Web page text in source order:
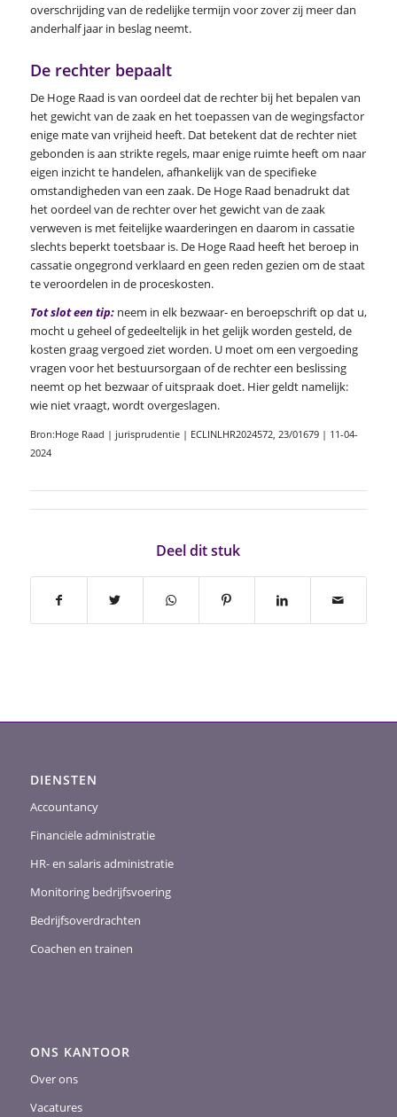
overschrijding van de redelijke termijn voor zover zij meer dan
anderhalf jaar in beslag neemt.
De rechter bepaalt
De Hoge Raad is van oordeel dat de rechter bij het bepalen van
het gewicht van de zaak en het toepassen van de wegingsfactor
enige mate van vrijheid heeft. Dat betekent dat de rechter niet
gebonden is aan strikte regels, maar enige ruimte heeft om naar
eigen inzicht te handelen, afhankelijk van de specifieke
omstandigheden van een zaak. De Hoge Raad benadrukt dat
het oordeel van de rechter over het gewicht van de zaak
verweven is met feitelijke waarderingen en daarom in cassatie
slechts beperkt toetsbaar is. De Hoge Raad heeft het beroep in
cassatie ongegrond verklaard en geen reden gezien om de staat
te veroordelen in de proceskosten.
Tot slot een tip:neem in elk bezwaar- en beroepschrift op dat u,
mocht u geheel of gedeeltelijk in het gelijk worden gesteld, de
kosten graag vergoed ziet worden. U moet om een vergoeding
vragen voor het bestuursorgaan of de rechter een beslissing
neemt op het bezwaar of uitspraak doet. Hier geldt namelijk:
wie niet vraagt, wordt overgeslagen.
Bron:Hoge Raad | jurisprudentie | ECLINLHR2024572, 23/01679 | 11-04-
2024
Deel dit stuk
DIENSTEN
Accountancy
Financiële administratie
HR- en salaris administratie
Monitoring bedrijfsvoering
Bedrijfsoverdrachten
Coachen en trainen
ONS KANTOOR
Over ons
Vacatures